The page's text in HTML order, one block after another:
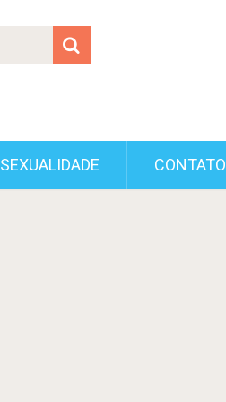
SEXUALIDADE CONTATO